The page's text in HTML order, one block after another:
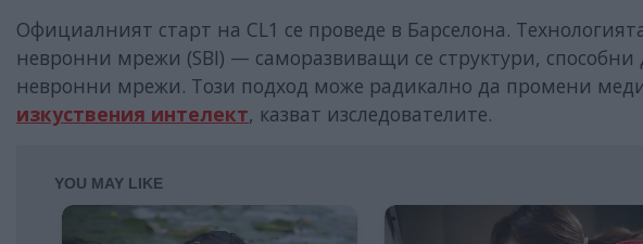
Официалният старт на CL1 се проведе в Барселона.
невронни мрежи (SBI) — саморазвиващи се структури, способни
невронни мрежи. Този подход може радикално да промени
изкуствения интелект, казват изследователите.